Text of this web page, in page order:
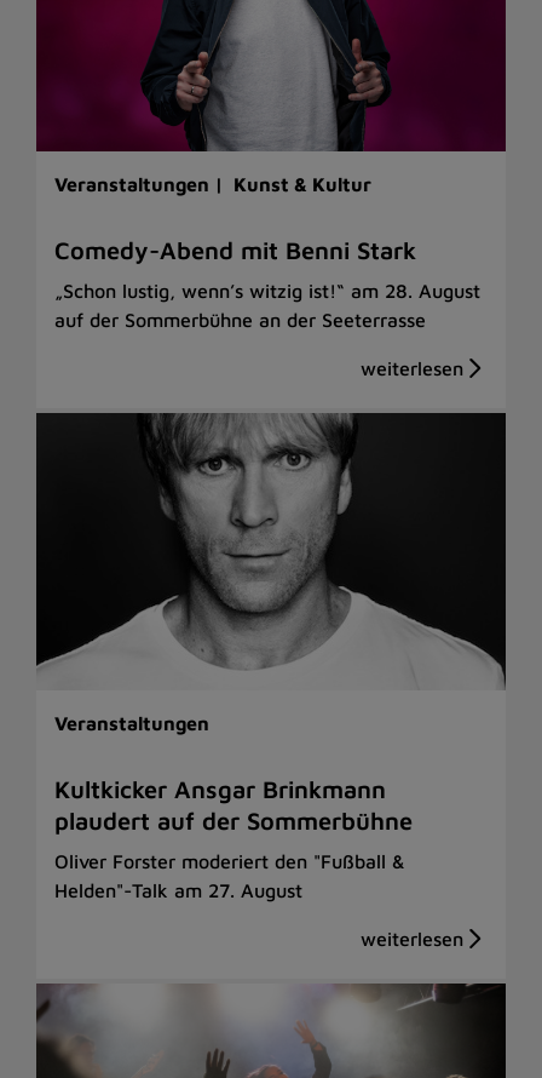
Veranstaltungen | Kunst & Kultur
Comedy-Abend mit Benni Stark
„Schon lustig, wenn’s witzig ist!“ am 28. August
auf der Sommerbühne an der Seeterrasse
Veranstaltungen
Kultkicker Ansgar Brinkmann
plaudert auf der Sommerbühne
Oliver Forster moderiert den "Fußball &
Helden"-Talk am 27. August